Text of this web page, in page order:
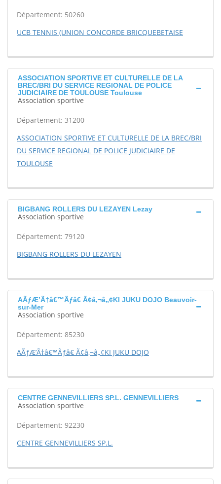
Département: 50260
UCB TENNIS (UNION CONCORDE BRICQUEBETAISE
ASSOCIATION SPORTIVE ET CULTURELLE DE LA
BREC/BRI DU SERVICE REGIONAL DE POLICE
JUDICIAIRE DE TOULOUSE Toulouse
Association sportive
Département: 31200
ASSOCIATION SPORTIVE ET CULTURELLE DE LA BREC/BRI
DU SERVICE REGIONAL DE POLICE JUDICIAIRE DE
TOULOUSE
BIGBANG ROLLERS DU LEZAYEN Lezay
Association sportive
Département: 79120
BIGBANG ROLLERS DU LEZAYEN
AÃƒÆ’Ã†â€™Ãƒâ€ Ã¢â‚¬â„¢KI JUKU DOJO Beauvoir-
sur-Mer
Association sportive
Département: 85230
AÃƒÆ’Ã†â€™Ãƒâ€ Ã¢â‚¬â„¢KI JUKU DOJO
CENTRE GENNEVILLIERS SP.L. GENNEVILLIERS
Association sportive
Département: 92230
CENTRE GENNEVILLIERS SP.L.